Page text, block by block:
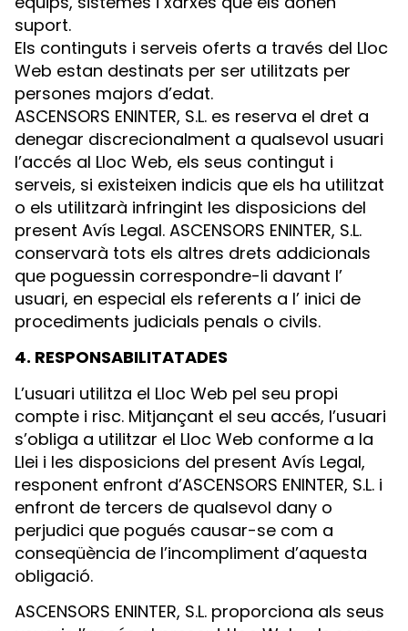
suport.
Els continguts i serveis oferts a través del Lloc
Web estan destinats per ser utilitzats per
persones majors d’edat.
ASCENSORS ENINTER, S.L. es reserva el dret a
denegar discrecionalment a qualsevol usuari
l’accés al Lloc Web, els seus contingut i
serveis, si existeixen indicis que els ha utilitzat
o els utilitzarà infringint les disposicions del
present Avís Legal. ASCENSORS ENINTER, S.L.
conservarà tots els altres drets addicionals
que poguessin correspondre-li davant l’
usuari, en especial els referents a l’ inici de
procediments judicials penals o civils.
4. RESPONSABILITATADES
L’usuari utilitza el Lloc Web pel seu propi
compte i risc. Mitjançant el seu accés, l’usuari
s’obliga a utilitzar el Lloc Web conforme a la
Llei i les disposicions del present Avís Legal,
responent enfront d’ASCENSORS ENINTER, S.L. i
enfront de tercers de qualsevol dany o
perjudici que pogués causar-se com a
conseqüència de l’incompliment d’aquesta
obligació.
ASCENSORS ENINTER, S.L. proporciona als seus